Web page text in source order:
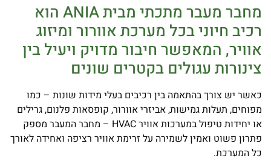
מחבר מעבר מתכתי מבית ANIA הוא
רכיב חיוני בכל מערכת אוורור ומיזוג
אוויר, המאפשר חיבור מדויק ויעיל בין
צינורות עגולים בקטרים שונים
כאשר יש צורך בהתאמה בין רכיבים בעלי מידות שונות – כמו
מפוחים, תעלות גמישות, אביזרי אוורור, קופסאות פלנום, גרילים
או יחידות טיפול במערכות אוויר HVAC – מחבר המעבר מספק
פתרון פשוט ואמין לשמירה על זרימת אוויר רציפה ואחידה לאורך
כל המערכת.